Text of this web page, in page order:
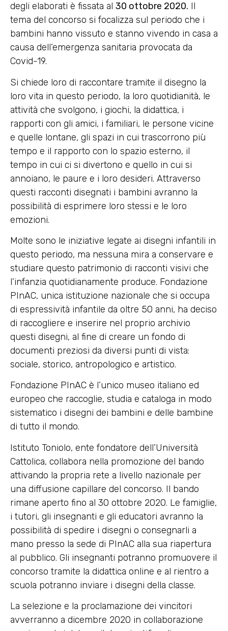
degli elaborati è fissata al 30 ottobre 2020. Il
tema del concorso si focalizza sul periodo che i
bambini hanno vissuto e stanno vivendo in casa a
causa dell’emergenza sanitaria provocata da
Covid-19.
Si chiede loro di raccontare tramite il disegno la
loro vita in questo periodo, la loro quotidianità, le
attività che svolgono, i giochi, la didattica, i
rapporti con gli amici, i familiari, le persone vicine
e quelle lontane, gli spazi in cui trascorrono più
tempo e il rapporto con lo spazio esterno, il
tempo in cui ci si divertono e quello in cui si
annoiano, le paure e i loro desideri. Attraverso
questi racconti disegnati i bambini avranno la
possibilità di esprimere loro stessi e le loro
emozioni.
Molte sono le iniziative legate ai disegni infantili in
questo periodo, ma nessuna mira a conservare e
studiare questo patrimonio di racconti visivi che
l’infanzia quotidianamente produce. Fondazione
PInAC, unica istituzione nazionale che si occupa
di espressività infantile da oltre 50 anni, ha deciso
di raccogliere e inserire nel proprio archivio
questi disegni, al fine di creare un fondo di
documenti preziosi da diversi punti di vista:
sociale, storico, antropologico e artistico.
Fondazione PInAC è l’unico museo italiano ed
europeo che raccoglie, studia e cataloga in modo
sistematico i disegni dei bambini e delle bambine
di tutto il mondo.
Istituto Toniolo, ente fondatore dell’Università
Cattolica, collabora nella promozione del bando
attivando la propria rete a livello nazionale per
una diffusione capillare del concorso. Il bando
rimane aperto fino al 30 ottobre 2020. Le famiglie,
i tutori, gli insegnanti e gli educatori avranno la
possibilità di spedire i disegni o consegnarli a
mano presso la sede di PInAC alla sua riapertura
al pubblico. Gli insegnanti potranno promuovere il
concorso tramite la didattica online e al rientro a
scuola potranno inviare i disegni della classe.
La selezione e la proclamazione dei vincitori
avverranno a dicembre 2020 in collaborazione